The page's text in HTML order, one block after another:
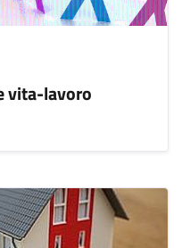
vita-lavoro